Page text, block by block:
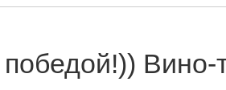
Вино-